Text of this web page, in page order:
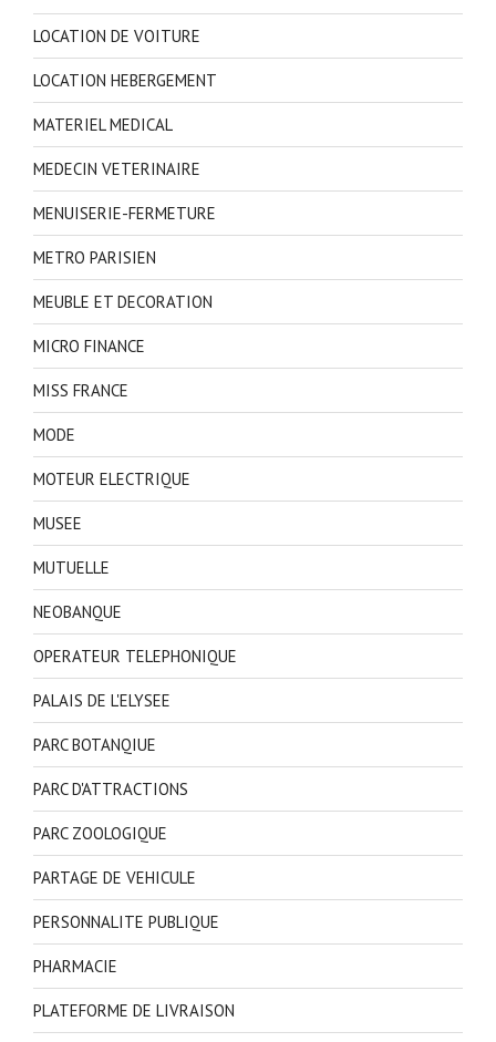
LOCATION DE VOITURE
LOCATION HEBERGEMENT
MATERIEL MEDICAL
MEDECIN VETERINAIRE
MENUISERIE-FERMETURE
METRO PARISIEN
MEUBLE ET DECORATION
MICRO FINANCE
MISS FRANCE
MODE
MOTEUR ELECTRIQUE
MUSEE
MUTUELLE
NEOBANQUE
OPERATEUR TELEPHONIQUE
PALAIS DE L'ELYSEE
PARC BOTANQIUE
PARC D'ATTRACTIONS
PARC ZOOLOGIQUE
PARTAGE DE VEHICULE
PERSONNALITE PUBLIQUE
PHARMACIE
PLATEFORME DE LIVRAISON